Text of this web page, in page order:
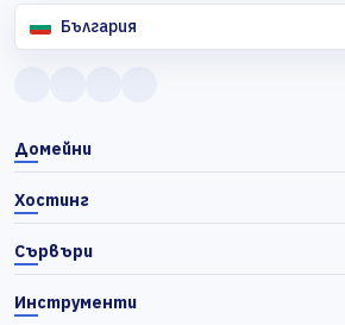
България
Домейни
Хостинг
Сървъри
Инструменти